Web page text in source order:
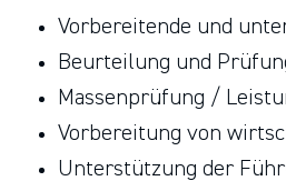
Vorbereitende und
Beurteilung und
Massenprüfung /
Vorbereitung von
Unterstützung der